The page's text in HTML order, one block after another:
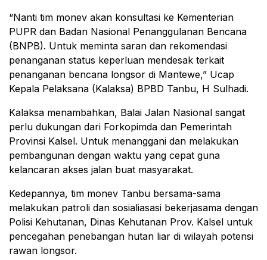
“Nanti tim monev akan konsultasi ke Kementerian
PUPR dan Badan Nasional Penanggulanan Bencana
(BNPB). Untuk meminta saran dan rekomendasi
penanganan status keperluan mendesak terkait
penanganan bencana longsor di Mantewe,” Ucap
Kepala Pelaksana (Kalaksa) BPBD Tanbu, H Sulhadi.
Kalaksa menambahkan, Balai Jalan Nasional sangat
perlu dukungan dari Forkopimda dan Pemerintah
Provinsi Kalsel. Untuk menanggani dan melakukan
pembangunan dengan waktu yang cepat guna
kelancaran akses jalan buat masyarakat.
Kedepannya, tim monev Tanbu bersama-sama
melakukan patroli dan sosialiasasi bekerjasama dengan
Polisi Kehutanan, Dinas Kehutanan Prov. Kalsel untuk
pencegahan penebangan hutan liar di wilayah potensi
rawan longsor.